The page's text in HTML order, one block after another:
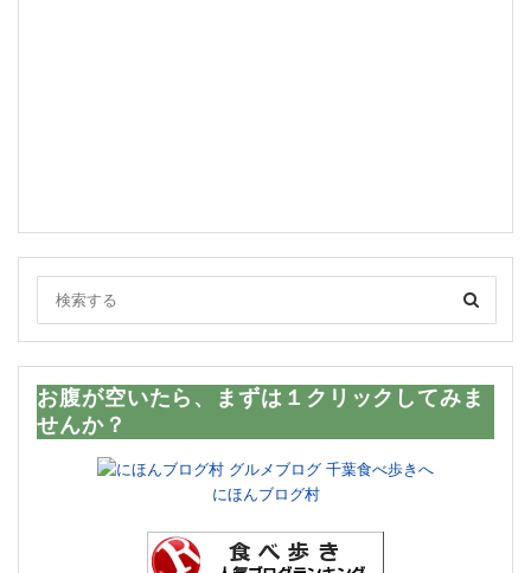
お腹が空いたら、まずは１クリックしてみま
せんか？
にほんブログ村